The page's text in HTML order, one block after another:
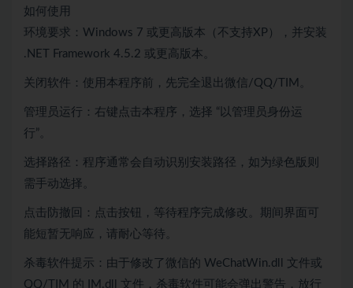
如何使用
环境要求：Windows 7 或更高版本（不支持XP），并安装
.NET Framework 4.5.2 或更高版本。
关闭软件：使用本程序前，先完全退出微信/QQ/TIM。
管理员运行：右键点击本程序，选择 “以管理员身份运
行”。
选择路径：程序通常会自动识别安装路径，如为绿色版则
需手动选择。
点击防撤回：点击按钮，等待程序完成修改。期间界面可
能短暂无响应，请耐心等待。
杀毒软件提示：由于修改了微信的 WeChatWin.dll 文件或
QQ/TIM 的 IM.dll 文件，杀毒软件可能会弹出警告，放行